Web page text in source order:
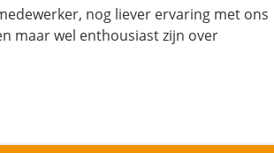
nog liever ervaring met ons
maar wel enthousiast zijn over